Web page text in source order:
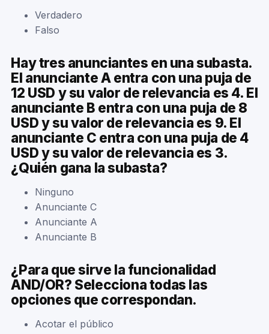
Verdadero
Falso
Hay tres anunciantes en una subasta.
El anunciante A entra con una puja de
12 USD y su valor de relevancia es 4. El
anunciante B entra con una puja de 8
USD y su valor de relevancia es 9. El
anunciante C entra con una puja de 4
USD y su valor de relevancia es 3.
¿Quién gana la subasta?
Ninguno
Anunciante C
Anunciante A
Anunciante B
¿Para que sirve la funcionalidad
AND/OR? Selecciona todas las
opciones que correspondan.
Acotar el público